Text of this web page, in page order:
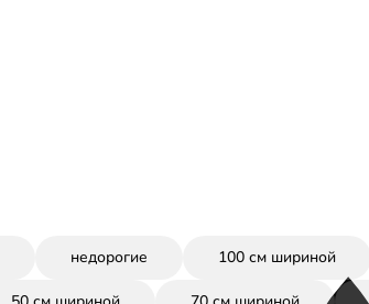
недорогие 100 см шириной